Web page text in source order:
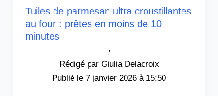
Tuiles de parmesan ultra croustillantes
au four : prêtes en moins de 10
minutes
Giulia Delacroix
/
7 janvier 2026 à 15:50